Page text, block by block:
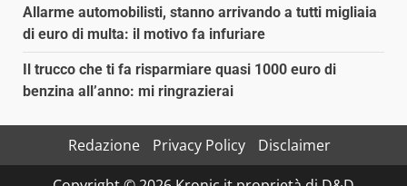
Allarme automobilisti, stanno arrivando a tutti migliaia
di euro di multa: il motivo fa infuriare
Il trucco che ti fa risparmiare quasi 1000 euro di
benzina all’anno: mi ringrazierai
Redazione Privacy Policy
Disclaimer